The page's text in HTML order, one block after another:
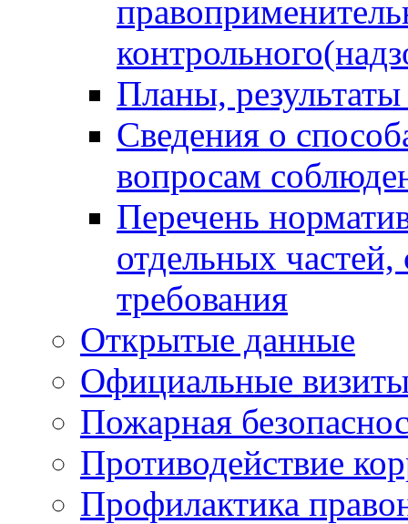
Планы,
Сведения о
вопросам
Перечень
отдельных
требования
Открытые данные
Официальные
Пожарная
Противодействие
Профилактика